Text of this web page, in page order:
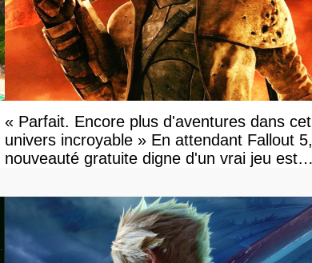
« Parfait. Encore plus d'aventures dans cet
univers incroyable » En attendant Fallout
nouveauté gratuite digne d'un vrai jeu est